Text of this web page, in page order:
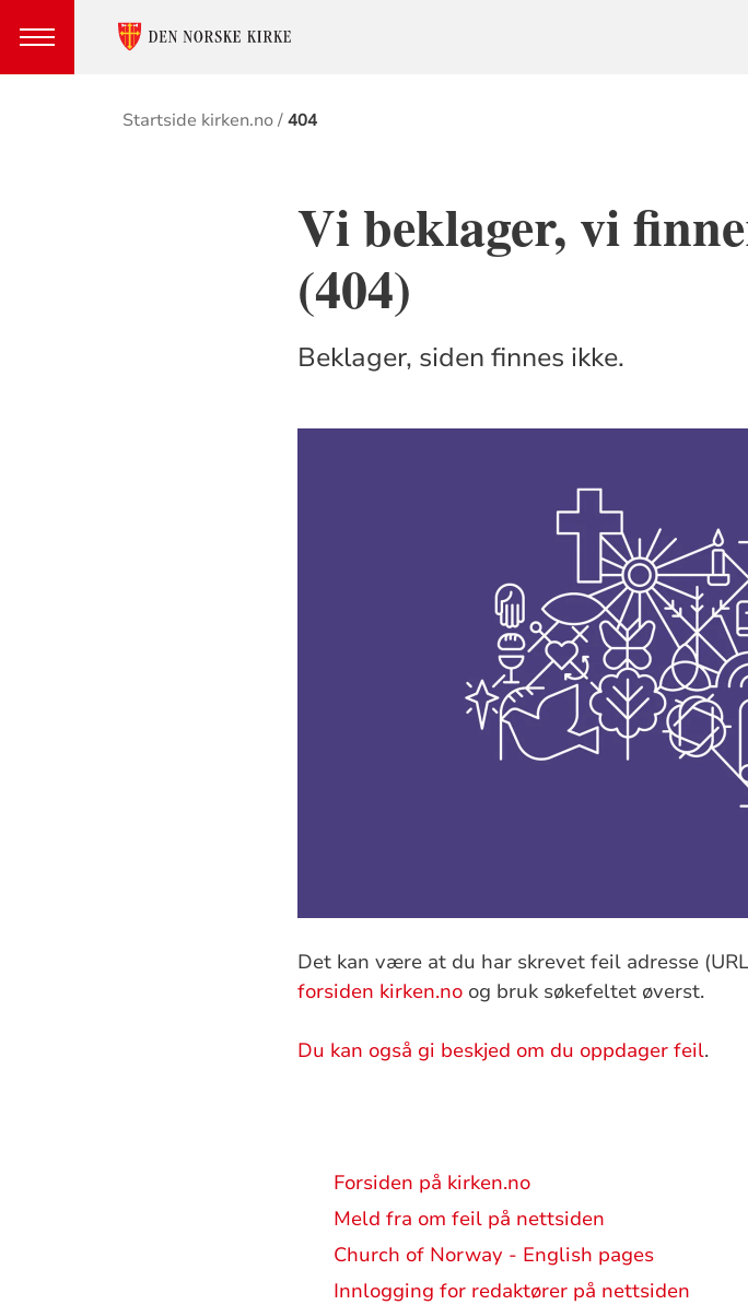
Brødsmulesti
Startside kirken.no 404
Vi beklager, vi
(404)
Beklager, siden finnes ikke.
Det kan være at du har skrevet feil adresse
forsiden kirken.no og bruk søkefeltet øverst.
Du kan også gi beskjed om du oppdager feil.
Forsiden på kirken.no
Meld fra om feil på nettsiden
Church of Norway - English pages
Innlogging for redaktører på nettsiden